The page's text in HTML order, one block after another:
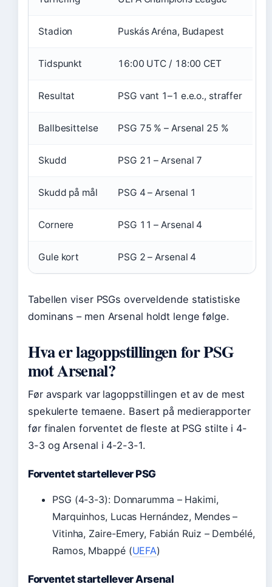
Stadion Puskás Aréna, Budapest
Tidspunkt 16:00 UTC / 18:00 CET
Resultat PSG vant 1–1 e.e.o., straffer
Ballbesittelse PSG 75 % – Arsenal 25 %
Skudd PSG 21 – Arsenal 7
Skudd på mål PSG 4 – Arsenal 1
Cornere PSG 11 – Arsenal 4
Gule kort PSG 2 – Arsenal 4
Tabellen viser PSGs overveldende statistiske
dominans – men Arsenal holdt lenge følge.
Hva er lagoppstillingen for PSG
mot Arsenal?
Før avspark var lagoppstillingen et av de mest
spekulerte temaene. Basert på medierapporter
før finalen forventet de fleste at PSG stilte i 4-
3-3 og Arsenal i 4-2-3-1.
Forventet startellever PSG
PSG (4-3-3): Donnarumma – Hakimi,
Marquinhos, Lucas Hernández, Mendes –
Vitinha, Zaire-Emery, Fabián Ruiz – Dembélé,
Ramos, Mbappé (UEFA)
Forventet startellever Arsenal